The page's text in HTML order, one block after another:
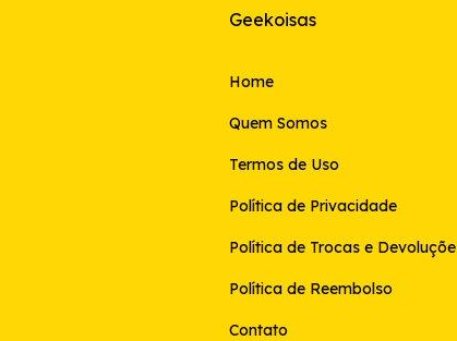
Geekoisas
Home
Quem Somos
Termos de Uso
Política de Privacidade
Política de Trocas e
Política de Reembolso
Contato